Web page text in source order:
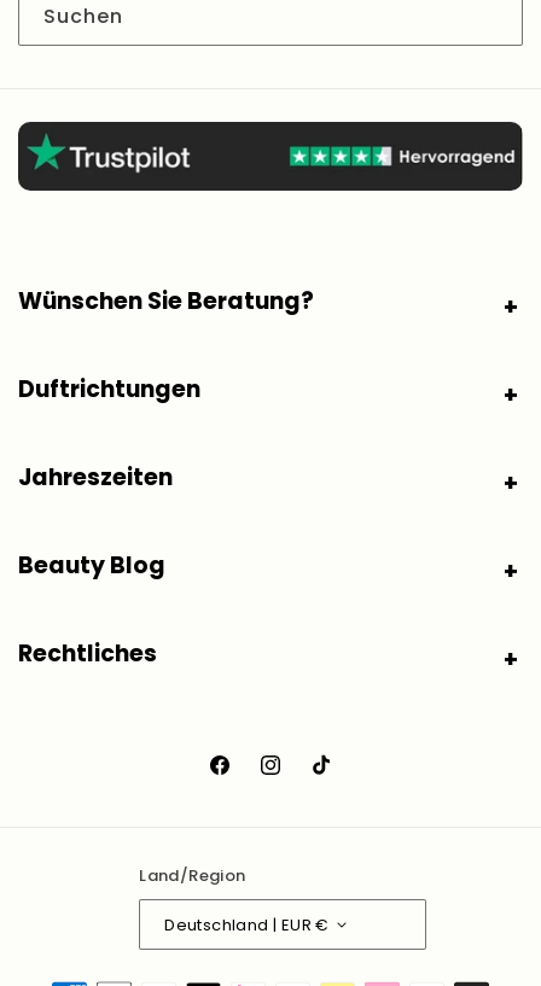
Suchen
Wünschen Sie Beratung?
Duftrichtungen
Jahreszeiten
Beauty Blog
Rechtliches
FacebookInstagram
TikTok
Land/Region
Deutschland | EUR €
Zahlungsmethoden